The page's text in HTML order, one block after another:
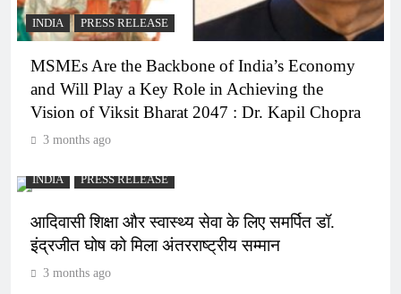
INDIA PRESS RELEASE
MSMEs Are the Backbone of India’s Economy
and Will Play a Key Role in Achieving the
Vision of Viksit Bharat 2047 : Dr. Kapil Chopra
3 months ago
INDIA PRESS RELEASE
आदिवासी शिक्षा और स्वास्थ्य सेवा के लिए समर्पित डॉ.
इंद्रजीत घोष को मिला अंतरराष्ट्रीय सम्मान
3 months ago